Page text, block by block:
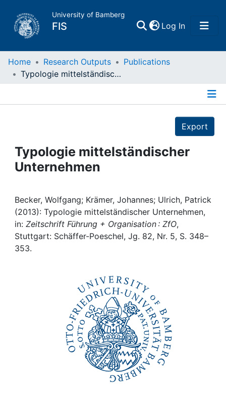
University of Bamberg
FIS Log In(current)
Home
Projects
People
Institutions
Awards
My FIS
Home Research Outputs
Publications
Typologie mittelständischer Unternehmen
Export
Typologie mittelständischer
Unternehmen
Becker, Wolfgang; Krämer, Johannes; Ulrich, Patrick
(2013): Typologie mittelständischer Unternehmen,
in: Zeitschrift Führung + Organisation : ZfO,
Stuttgart: Schäffer-Poeschel, Jg. 82, Nr. 5, S. 348–
353.